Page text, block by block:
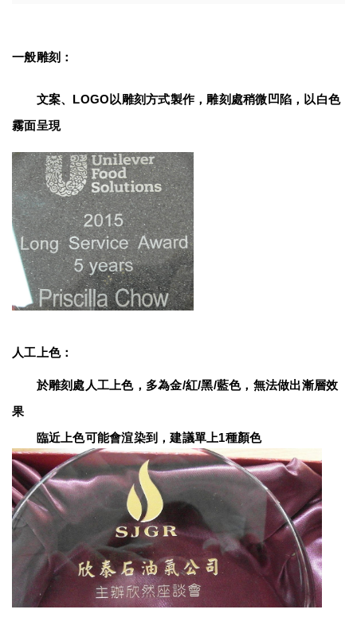
一般雕刻：
文案、LOGO以雕刻方式製作，雕刻處稍微凹陷，以白色
霧面呈現
人工上色：
於雕刻處人工上色，多為金/紅/黑/藍色，無法做出漸層效
果
臨近上色可能會渲染到，建議單上1種顏色